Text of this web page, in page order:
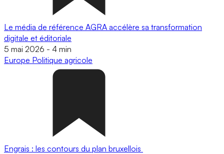
Le média de référence AGRA accélère sa transformation
digitale et éditoriale
5 mai 2026 - 4 min
Europe Politique agricole
Engrais : les contours du plan bruxellois